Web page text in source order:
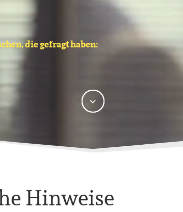
die gefragt haben:
Hinweise